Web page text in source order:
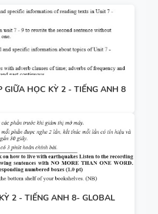
GIỮA HỌC KỲ 2 - TIẾNG ANH 8
2 - TIẾNG ANH 8- GLOBAL